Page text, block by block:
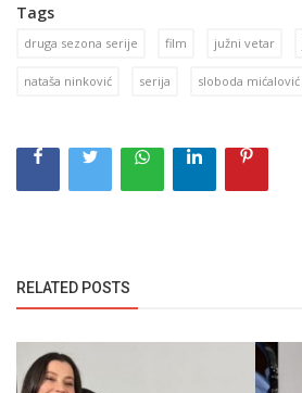
Tags
druga sezona serije film južni vetar
nataša ninković serija sloboda mićalović
RELATED POSTS